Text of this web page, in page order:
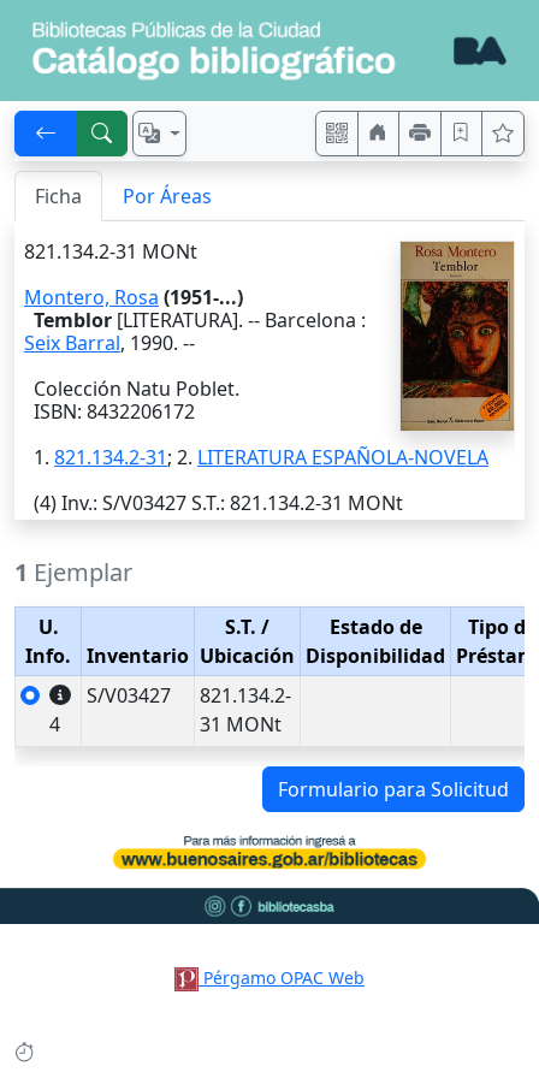
Ficha Por Áreas
821.134.2-31 MONt
Montero, Rosa (1951-...)
Temblor [LITERATURA]. -- Barcelona :
Seix Barral, 1990. --
Colección Natu Poblet.
ISBN: 8432206172
1. 821.134.2-31; 2. LITERATURA ESPAÑOLA-NOVELA
(4)Inv.: S/V03427S.T.: 821.134.2-31 MONt
1 Ejemplar
U.
Info.
Inventario
S.T. /
Ubicación
Estado de
Disponibilidad
Tipo de
4
S/V03427
821.134.2-
31 MONt
Formulario para Solicitud
Pérgamo OPAC Web